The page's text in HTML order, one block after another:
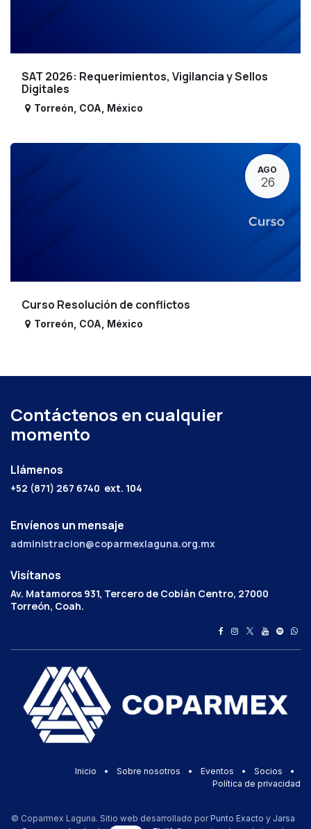
SAT 2026: Requerimientos, Vigilancia y Sellos
Digitales
Torreón COA México
AGO
26
Curso Resolución de conflictos
Torreón COA México
Contáctenos en cualquier
momento
Llámenos
+52 (871) 267 6740 ext. 104
Envíenos un mensaje
administracion@coparmexlaguna.org.mx
Visítanos
Av. Matamoros 931, Tercero de Cobián Centro, 27000
Torreón, Coah.
Inicio • Sobre nosotros • Eventos • Socios
•
Política de privacidad
© Coparmex Laguna. Sitio web desarrollado por Punto Exacto y Jarsa